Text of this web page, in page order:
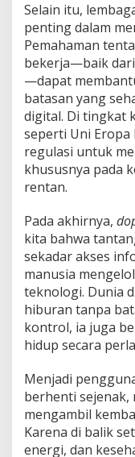
Selain itu,
penting dalam
Pemahaman
bekerja—baik
—dapat
batasan yang
digital. Di tingkat
seperti Uni
regulasi untuk
khususnya pada
rentan.
Pada akhirnya,
kita bahwa
sekadar akses
manusia
teknologi. Dunia
hiburan tanpa
kontrol, ia juga
hidup secara
Menjadi
berhenti sejenak,
mengambil
Karena di balik
energi, dan